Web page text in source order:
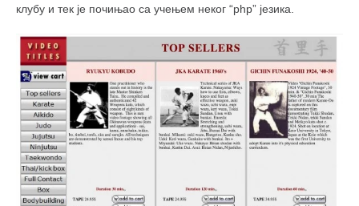
клубу и тек је почињао са учењем неког “php” језика.